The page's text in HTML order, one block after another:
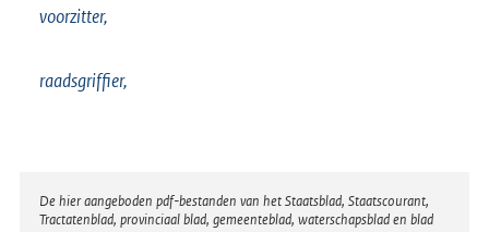
voorzitter,
raadsgriffier,
Disclaimer
De hier aangeboden pdf-bestanden van het Staatsblad, Staatscourant,
Tractatenblad, provinciaal blad, gemeenteblad, waterschapsblad en blad